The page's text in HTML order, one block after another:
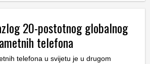
20-postotnog globalnog
telefona
telefona u svijetu je u drugom